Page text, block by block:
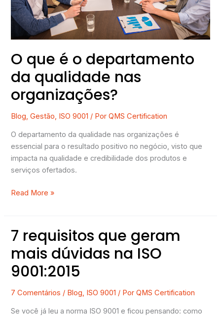
O que é o departamento
da qualidade nas
organizações?
Blog,Gestão, ISO 9001 / PorQMS Certification
O departamento da qualidade nas organizações é
essencial para o resultado positivo no negócio, visto que
impacta na qualidade e credibilidade dos produtos e
serviços ofertados.
qualidade
nas
organizações?
Read More »
7 requisitos que geram
mais dúvidas na ISO
9001:2015
7 Comentários / Blog, ISO 9001 / PorQMS Certification
Se você já leu a norma ISO 9001 e ficou pensando: como
7
que
geram
dúvidas
ISO